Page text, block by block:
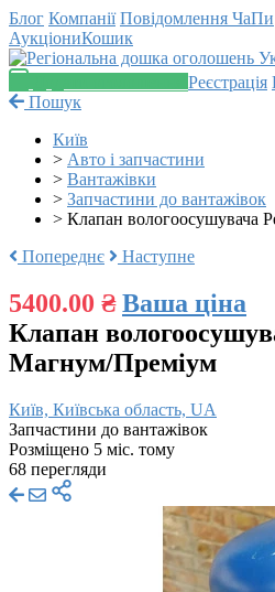
Блог Компанії Повідомлення ЧаПи
АукціониКошик
Реєстрація
Пошук
Київ
> Авто і запчастини
> Вантажівки
> Запчастини до вантажівок
> Клапан вологоосушувача
Попереднє
Наступне
5400.00 ₴Ваша ціна
Клапан
Магнум/Преміум
Київ, Київська область, UA
Запчастини до вантажівок
Розміщено 5 міс. тому
68 перегляди